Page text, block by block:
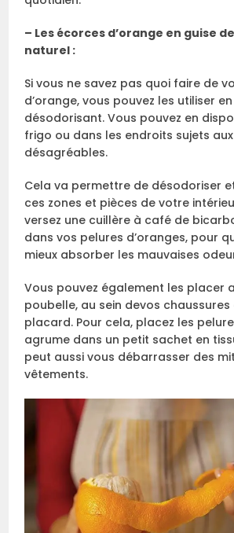
– Les écorces d’orange en guise
naturel :
Si vous ne savez pas quoi faire de
d’orange, vous pouvez les utiliser
désodorisant. Vous pouvez en
frigo ou dans les endroits sujets
désagréables.
Cela va permettre de désodoriser
ces zones et pièces de votre
versez une cuillère à café de
dans vos pelures d’oranges, pour
mieux absorber les mauvaises
Vous pouvez également les placer
poubelle, au sein devos chaussures
placard. Pour cela, placez les
agrume dans un petit sachet en
peut aussi vous débarrasser des
vêtements.